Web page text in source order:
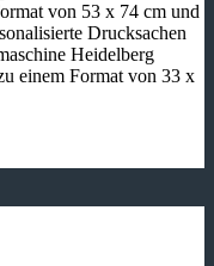
von 53 x 74 cm und
Drucksachen
Heidelberg
einem Format von 33 x